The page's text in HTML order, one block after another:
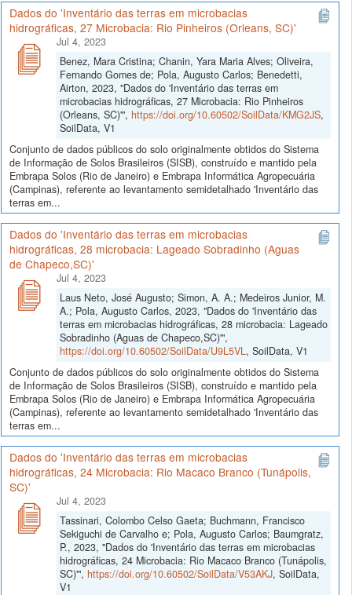
Dados do 'Inventário das terras em microbacias
hidrográficas, 27 Microbacia: Rio Pinheiros (Orleans, SC)'
Jul 4, 2023
Benez, Mara Cristina; Chanin, Yara Maria Alves; Oliveira,
Fernando Gomes de; Pola, Augusto Carlos; Benedetti,
Airton, 2023, "Dados do 'Inventário das terras em
microbacias hidrográficas, 27 Microbacia: Rio Pinheiros
(Orleans, SC)'", https://doi.org/10.60502/SoilData/KMG2JS,
SoilData, V1
Conjunto de dados públicos do solo originalmente obtidos do Sistema
de Informação de Solos Brasileiros (SISB), construído e mantido pela
Embrapa Solos (Rio de Janeiro) e Embrapa Informática Agropecuária
(Campinas), referente ao levantamento semidetalhado 'Inventário das
terras em...
Dados do 'Inventário das terras em microbacias
hidrográficas, 28 microbacia: Lageado Sobradinho (Aguas
de Chapeco,SC)'
Jul 4, 2023
Laus Neto, José Augusto; Simon, A. A.; Medeiros Junior, M.
A.; Pola, Augusto Carlos, 2023, "Dados do 'Inventário das
terras em microbacias hidrográficas, 28 microbacia: Lageado
Sobradinho (Aguas de Chapeco,SC)'",
https://doi.org/10.60502/SoilData/U9L5VL, SoilData, V1
Conjunto de dados públicos do solo originalmente obtidos do Sistema
de Informação de Solos Brasileiros (SISB), construído e mantido pela
Embrapa Solos (Rio de Janeiro) e Embrapa Informática Agropecuária
(Campinas), referente ao levantamento semidetalhado 'Inventário das
terras em...
Dados do 'Inventário das terras em microbacias
hidrográficas, 24 Microbacia: Rio Macaco Branco (Tunápolis,
SC)'
Jul 4, 2023
Tassinari, Colombo Celso Gaeta; Buchmann, Francisco
Sekiguchi de Carvalho e; Pola, Augusto Carlos; Baumgratz,
P., 2023, "Dados do 'Inventário das terras em microbacias
hidrográficas, 24 Microbacia: Rio Macaco Branco (Tunápolis,
SC)'", https://doi.org/10.60502/SoilData/V53AKJ, SoilData,
V1